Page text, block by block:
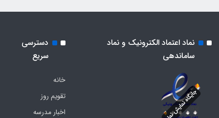
نماد اعتماد الکترونیک و نماد
ساماندهی
دسترسی
سریع
خانه
تقویم روز
اخبار مدرسه